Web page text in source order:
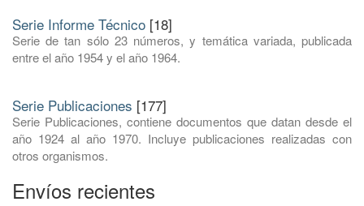
Serie Informe Técnico [18]
Serie de tan sólo 23 números, y temática variada, publicada
entre el año 1954 y el año 1964.
Serie Publicaciones [177]
Serie Publicaciones, contiene documentos que datan desde el
año 1924 al año 1970. Incluye publicaciones realizadas con
otros organismos.
Envíos recientes